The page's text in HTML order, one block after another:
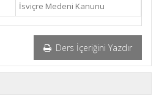
İsviçre Medeni Kanunu
Ders İçeriğini Yazdır